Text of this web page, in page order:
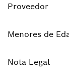
Proveedor
Menores de
Nota Legal